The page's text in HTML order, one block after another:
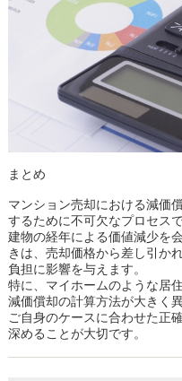
まとめ
マンション売却における減価
するために不可欠なプロセスで
建物の経年による価値減少を
きは、売却価格から差し引か
負担に影響を与えます。
特に、マイホームのような居
減価償却の計算方法が大きく
ご自身のケースに合わせた正
深めることが大切です。